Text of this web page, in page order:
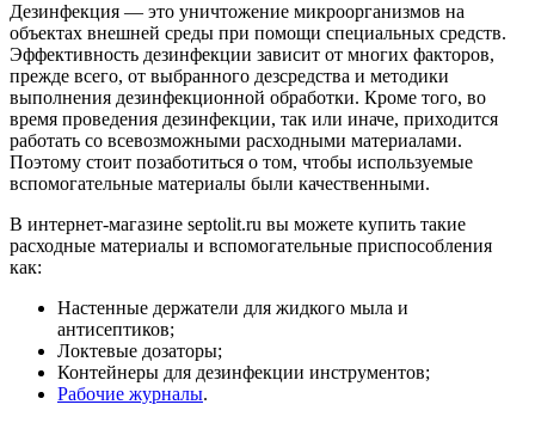
Дезинфекция — это уничтожение микроорганизмов на
объектах внешней среды при помощи специальных средств.
Эффективность дезинфекции зависит от многих факторов,
прежде всего, от выбранного дезсредства и методики
выполнения дезинфекционной обработки. Кроме того, во
время проведения дезинфекции, так или иначе, приходится
работать со всевозможными расходными материалами.
Поэтому стоит позаботиться о том, чтобы используемые
вспомогательные материалы были качественными.
В интернет-магазине septolit.ru вы можете купить такие
расходные материалы и вспомогательные приспособления
как:
Настенные держатели для жидкого мыла и
антисептиков;
Локтевые дозаторы;
Контейнеры для дезинфекции инструментов;
Рабочие журналы.